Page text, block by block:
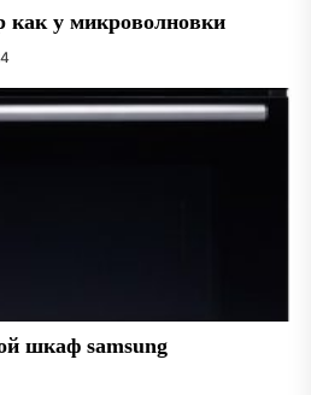
как у микроволновки
шкаф samsung